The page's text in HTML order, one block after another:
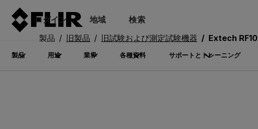
ログイン 地域 検索
製品 用途 業界 各種資料 サポートとトレーニング
製品 旧製品 旧試験および測定試験機器 Extech RF10